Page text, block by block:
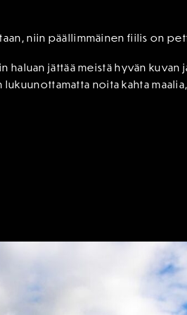
niin päällimmäinen fiilis on
jättää meistä hyvän kuvan
noita kahta